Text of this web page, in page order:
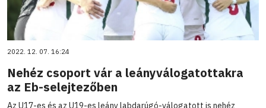
2022. 12. 07. 16:24
Nehéz csoport vár a leányválogatottakra
az Eb-selejtezőben
Az U17-es és az U19-es leány labdarúgó-válogatott is nehéz